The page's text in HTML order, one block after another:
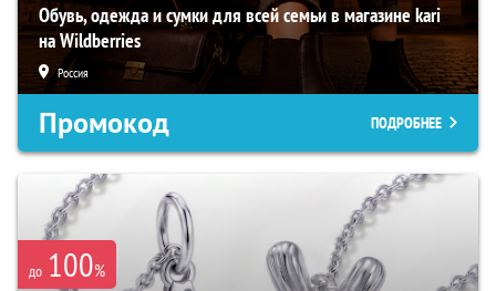
Обувь, одежда и сумки для всей семьи в магазине kari
на Wildberries
Россия
Промокод ПОДРОБНЕЕ
до 100%